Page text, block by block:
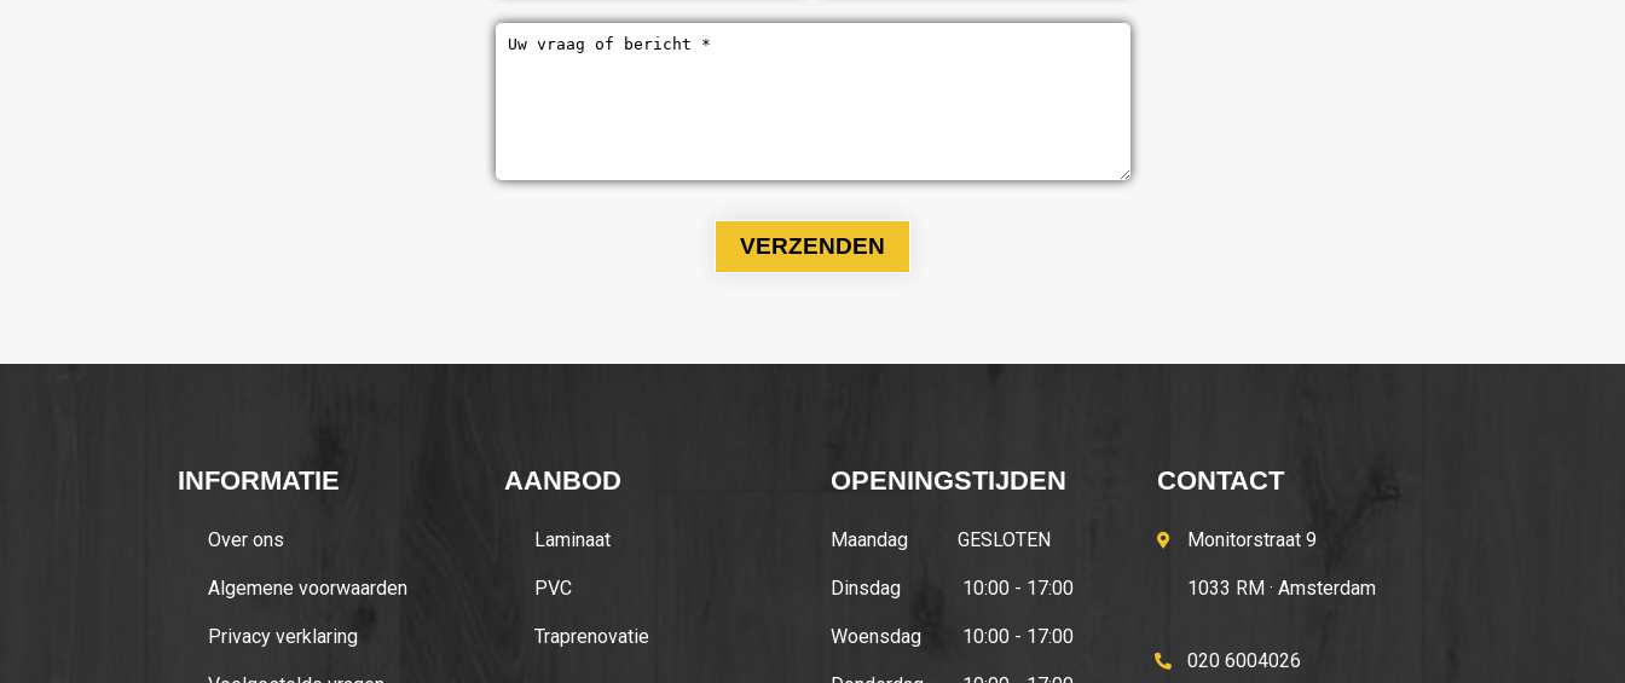
INFORMATIE
Over ons
Algemene voorwaarden
Privacy verklaring
AANBOD
Laminaat
PVC
Traprenovatie
OPENINGSTIJDEN
Maandag GESLOTEN
Dinsdag 10:00 - 17:00
Woensdag 10:00 - 17:00
CONTACT
Monitorstraat 9
1033 RM · Amsterdam
020 6004026